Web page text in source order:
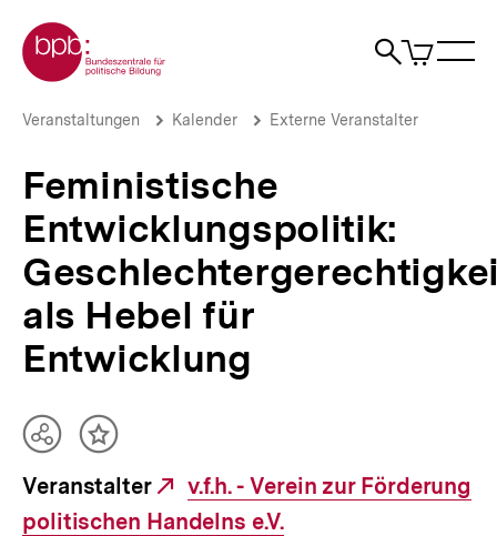
zum
Seiteninhalt
springen
Zur Startseite der bpb
Suche
Artikel
im
Feministische
Hebel
Entwicklung
bpb.de
Brotkrümelnavigation
Pfadnavigation
Veranstaltungen Kalender Externe Veranstalter
Feministische
Entwicklungspolitik:
als Hebel für
Entwicklung
Veranstalter
Externer
Link:
v.f.h. - Verein zur Förderung
politischen Handelns e.V.
Teilen
Optionen
anzeigen
Inhalt
merken